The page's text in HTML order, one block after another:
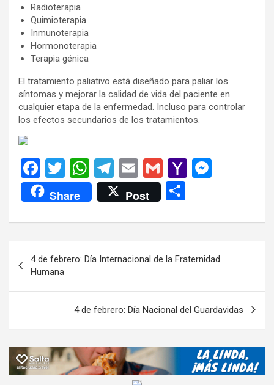
Radioterapia
Quimioterapia
Inmunoterapia
Hormonoterapia
Terapia génica
El tratamiento paliativo está diseñado para paliar los
síntomas y mejorar la calidad de vida del paciente en
cualquier etapa de la enfermedad. Incluso para controlar
los efectos secundarios de los tratamientos.
F
a
ce
b
o
k
T
wi
tt
er
W
h
at
s
p
p
T
el
e
gr
m
E
m
ail
G
m
ail
Y
o
M
ail
n
er
Share Post
m
ar
tir
de
entradas
4 de febrero: Día Internacional de la Fraternidad
Humana
4 de febrero: Día Nacional del Guardavidas